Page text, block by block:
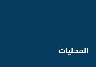
المحليات